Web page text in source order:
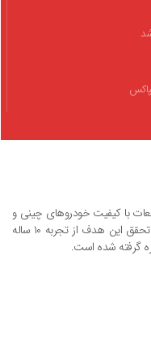
با کیفیت خودروهای چینی و
ایرانی و قیمت رقابتی ایجاد شده است که برای تحقق این هدف از تجربه ۱۰ ساله
گرفته شده است.